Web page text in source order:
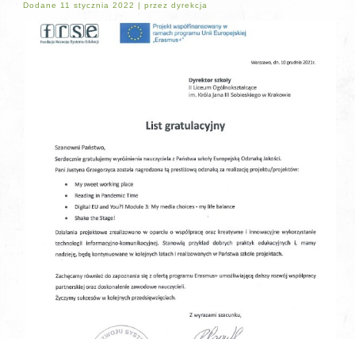
Dodane 11 stycznia 2022 |przez dyrekcja